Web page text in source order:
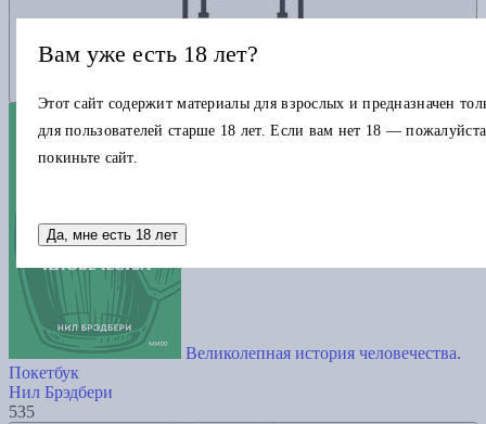
Великолепная история человечества.
Покетбук
Нил Брэдбери
535
Вам уже есть 18 лет?
Этот сайт содержит материалы для взрослых и предназначен
для пользователей старше 18 лет. Если вам нет 18 —
покиньте сайт.
Да, мне есть 18 лет